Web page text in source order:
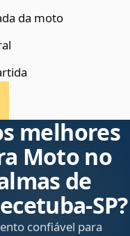
da moto
melhores
Moto no
de
confiável para